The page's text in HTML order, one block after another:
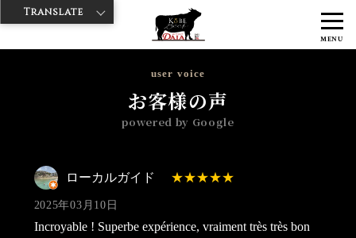
MENU
神戸牛ダイヤ > 神戸牛ダイア 雷門東店
ローカル
user voice
お客様の声
powered by Google
ローカルガイド
2025年03月10日
Incroyable ! Superbe expérience, vraiment très très bon
Translate